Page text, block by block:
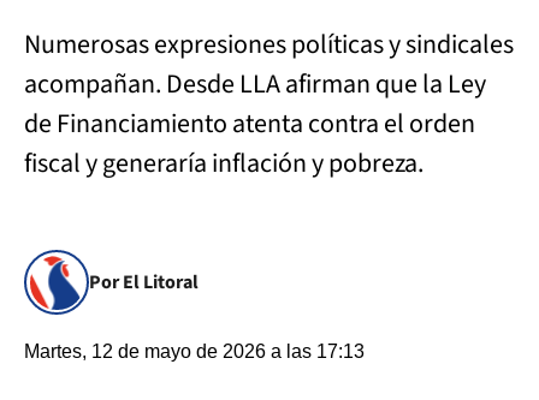
Numerosas expresiones políticas y sindicales
acompañan. Desde LLA afirman que la Ley
de Financiamiento atenta contra el orden
fiscal y generaría inflación y pobreza.
Por El Litoral
Martes, 12 de mayo de 2026 a las 17:13